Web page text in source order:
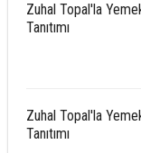
Zuhal Topal'la
Tanıtımı
Zuhal Topal'la
Tanıtımı